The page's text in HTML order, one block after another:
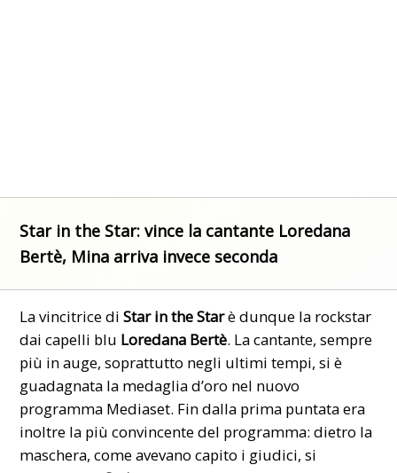
Star in the Star: vince la cantante Loredana
Bertè, Mina arriva invece seconda
La vincitrice diStar in the Starè dunque la rockstar
dai capelli blu Loredana Bertè. La cantante, sempre
più in auge, soprattutto negli ultimi tempi, si è
guadagnata la medaglia d’oro nel nuovo
programma Mediaset. Fin dalla prima puntata era
inoltre la più convincente del programma: dietro la
maschera, come avevano capito i giudici, si